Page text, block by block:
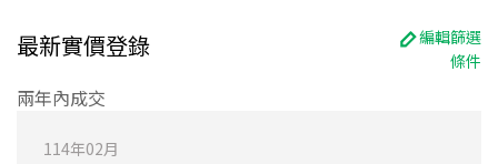
最新實價登錄
編輯篩選
條件
兩年內成交
114年02月